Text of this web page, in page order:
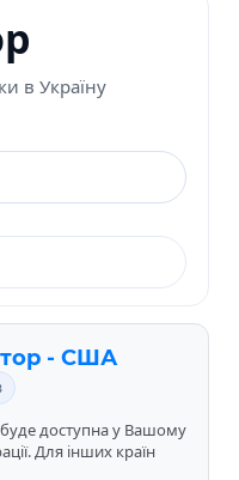
в Україну
- США
доступна у Вашому
Для інших країн